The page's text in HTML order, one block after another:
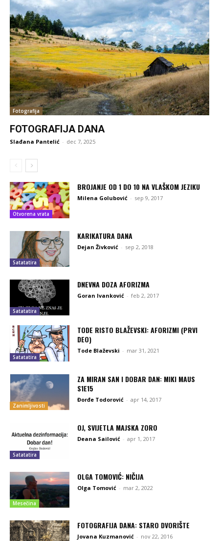
Fotografija
FOTOGRAFIJA DANA
Slađana Pantelić - dec 7, 2025
Otvorena vrata
BROJANJE OD 1 DO 10 NA VLAŠKOM JEZIKU
Milena Golubović - sep 9, 2017
Satatatira
KARIKATURA DANA
Dejan Živković - sep 2, 2018
Satatatira
DNEVNA DOZA AFORIZMA
Goran Ivanković - feb 2, 2017
Satatatira
TODE RISTO BLAŽEVSKI: AFORIZMI (PRVI
DEO)
Tode Blaževski - mar 31, 2021
Zanimljivosti
ZA MIRAN SAN I DOBAR DAN: MIKI MAUS
S1E15
Đorđe Todorović - apr 14, 2017
Satatatira
OJ, SVIJETLA MAJSKA ZORO
Deana Sailović - apr 1, 2017
Mesečina
OLGA TOMOVIĆ: NIČIJA
Olga Tomović - mar 2, 2022
FOTOGRAFIJA DANA: STARO DVORIŠTE
Jovana Kuzmanović - nov 22, 2016